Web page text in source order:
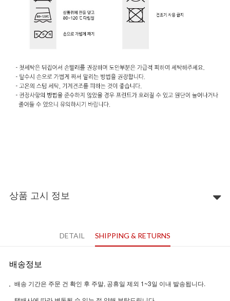
상품 고시 정보
DETAIL SHIPPING & RETURNS
배송정보
배송 기간은 주문 건 확인 후 주말, 공휴일 제외 1~3일 이내 발송됩니다.